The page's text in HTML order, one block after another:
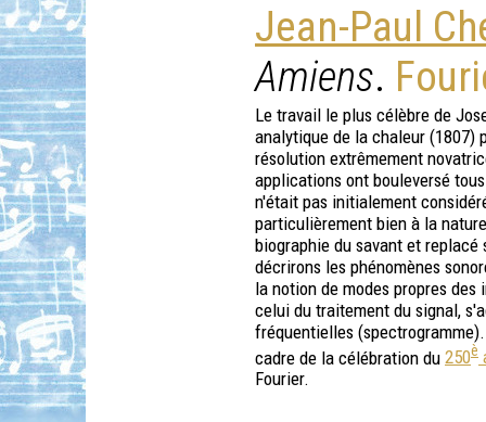
Jean-Paul
Amiens.
Le travail le plus célèbre de
analytique de la chaleur (1807)
résolution extrêmement
applications ont bouleversé
n'était pas initialement
particulièrement bien à la
biographie du savant et
décrirons les phénomènes
la notion de modes propres
celui du traitement du signal,
fréquentielles
cadre de la célébration du 250è
Fourier.